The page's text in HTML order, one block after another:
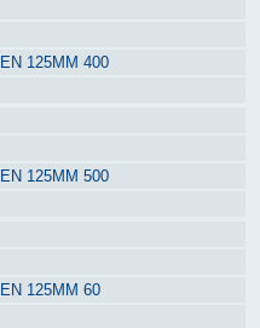
125ММ 400
125ММ 500
125ММ 60